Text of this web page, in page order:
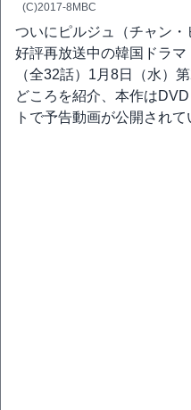
(C)2017-8MBC
ついにピルジュ（チャン
好評再放送中の韓国ドラマ
（全32話）1月8日（水）
どころを紹介、本作は
トで予告動画が公開され